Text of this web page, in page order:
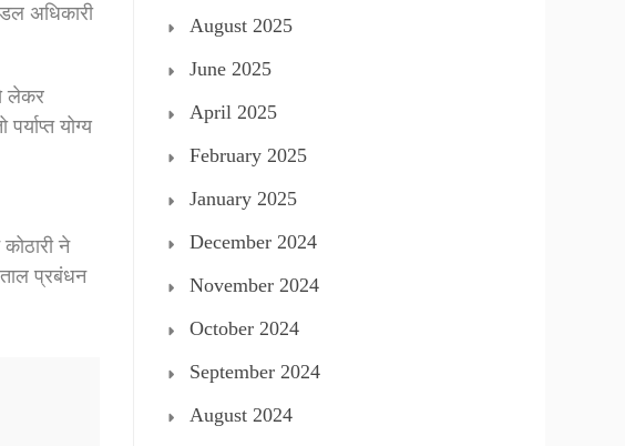
अधिकारी
लेकर
योग्य
ने
प्रबंधन
August 2025
June 2025
April 2025
February 2025
January 2025
December 2024
November 2024
October 2024
September 2024
August 2024